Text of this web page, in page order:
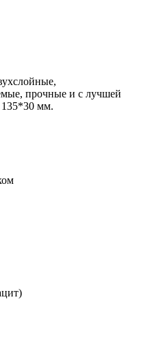
прочные и с лучшей
135*30 мм.